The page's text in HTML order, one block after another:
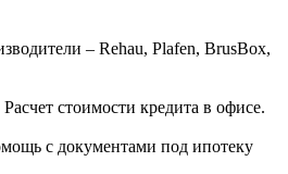
– Rehau, Plafen, BrusBox,
стоимости кредита в офисе.
с документами под ипотеку